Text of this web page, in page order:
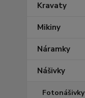
Kravaty
Mikiny
Náramky
Nášivky
Fotonášivky